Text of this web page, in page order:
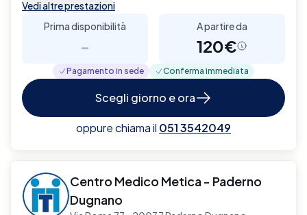
Vedi altre prestazioni
Prima disponibilità
-
A partire da
120€
Pagamento in sede Conferma immediata
Scegli giorno e ora
oppure chiama il 051 3542049
Centro Medico Metica - Paderno
Dugnano